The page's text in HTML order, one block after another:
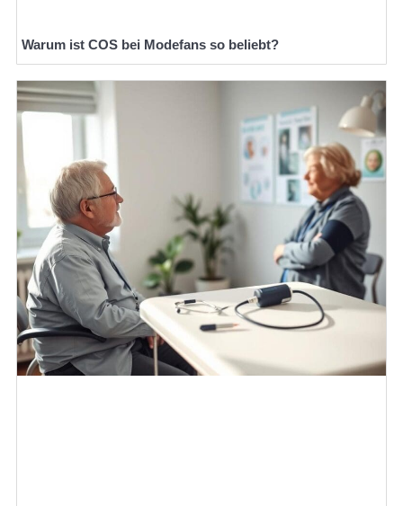
Warum ist COS bei Modefans so beliebt?